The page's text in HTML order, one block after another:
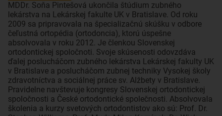
MDDr. Soňa Pintešová ukončila štúdium zubného
lekárstva na Lekárskej fakulte UK v Bratislave. Od roku
2009 sa pripravovala na špecializačnú skúšku v odbore
čeľustná ortopédia (ortodoncia), ktorú úspešne
absolvovala v roku 2012. Je členkou Slovenskej
ortodontickej spoločnoti. Svoje skúsenosti odovzdáva
ďalej poslucháčom zubného lekárstva Lekárskej fakulty UK
v Bratislave a poslucháčom zubnej techniky Vysokej školy
zdravotníctva a sociálnej práce sv. Alžbety v Bratislave.
Pravidelne navštevuje kongresy Slovenskej ortodontickej
spoločnosti a České ortodontické společnosti. Absolvovala
školenia a kurzy svetových ortodontistov ako sú: Prof. Dr.